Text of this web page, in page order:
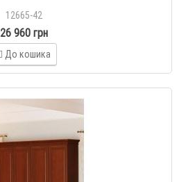
12665-42
26 960 грн
До кошика